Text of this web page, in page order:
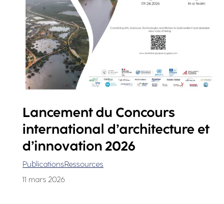
Lancement du Concours
international d’architecture et
d’innovation 2026
PublicationsRessources
11 mars 2026